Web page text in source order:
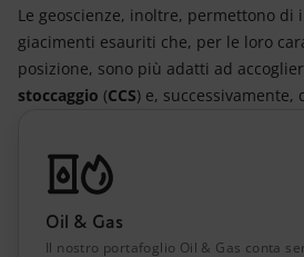
Le geoscienze, inoltre, permettono di
giacimenti esauriti che, per le loro
posizione, sono più adatti ad
stoccaggio (CCS) e,
Oil & Gas
Il nostro portafoglio Oil & Gas conta